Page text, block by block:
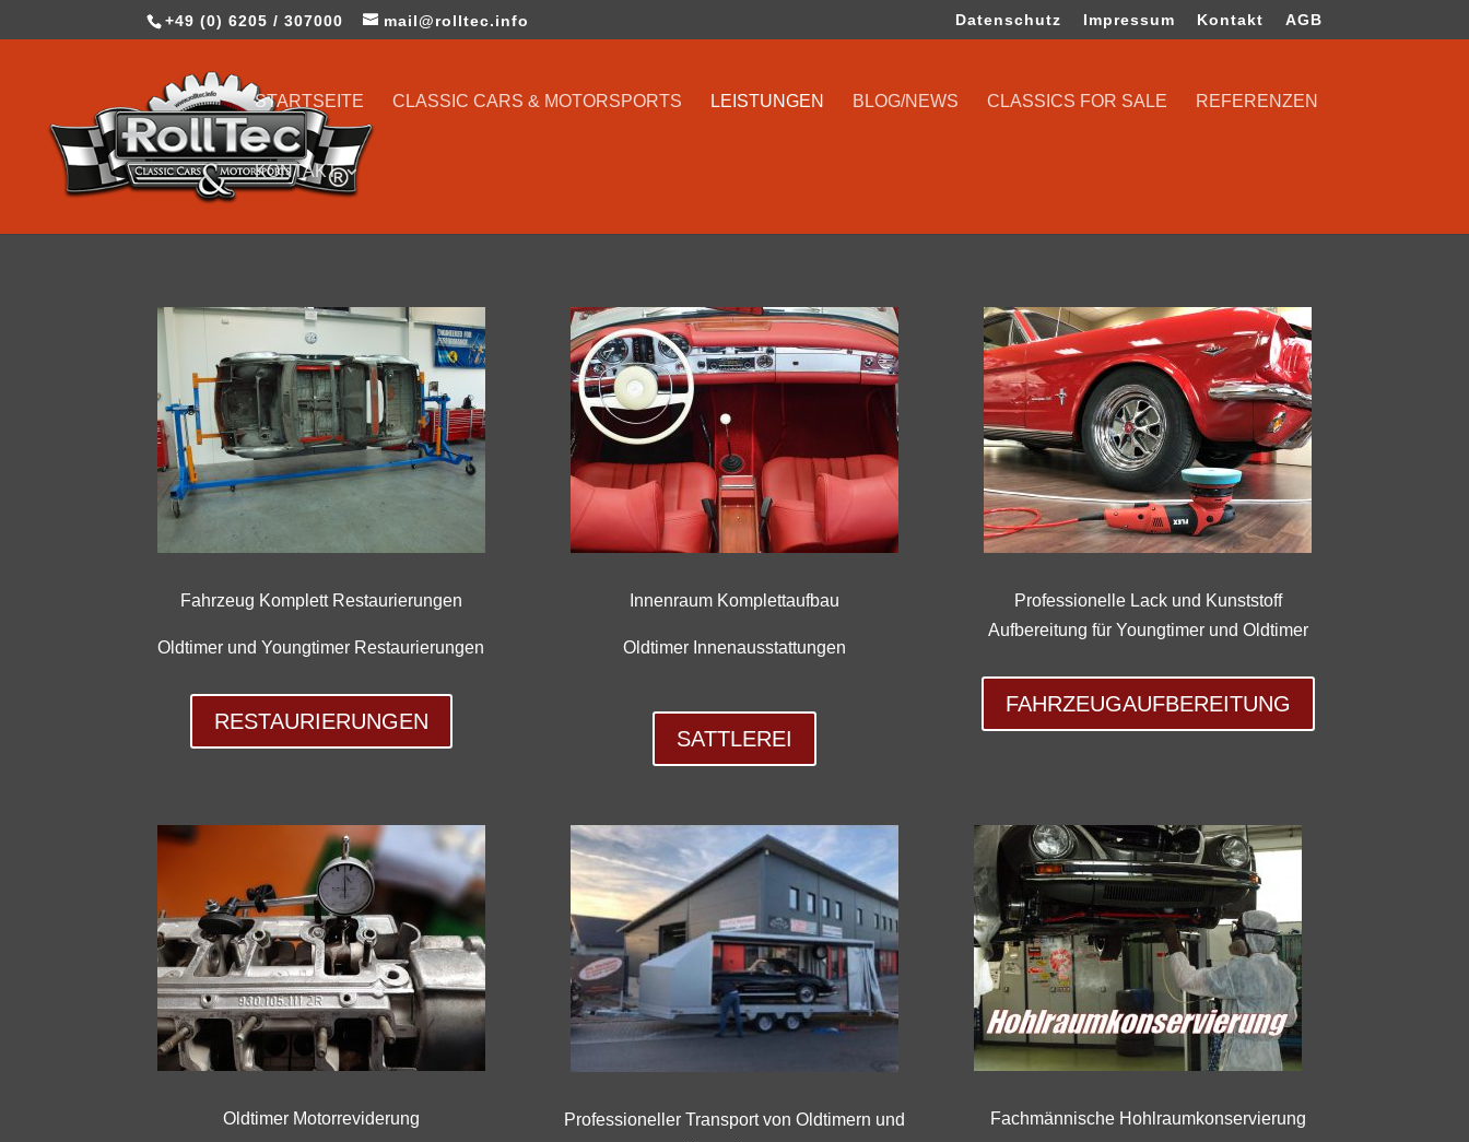
+49 (0) 6205 / 307000 mail@rolltec.info Datenschutz Impressum Kontakt AGB
STARTSEITE CLASSIC CARS & MOTORSPORTS LEISTUNGEN BLOG/NEWS CLASSICS FOR SALE REFERENZEN
KONTAKT
Fahrzeug Komplett Restaurierungen
Oldtimer und Youngtimer Restaurierungen
RESTAURIERUNGEN
Innenraum Komplettaufbau
Oldtimer Innenausstattungen
SATTLEREI
Professionelle Lack und Kunststoff
Aufbereitung für Youngtimer und Oldtimer
FAHRZEUGAUFBEREITUNG
Oldtimer Motorreviderung
Professioneller Transport von Oldtimern und
Fachmännische Hohlraumkonservierung